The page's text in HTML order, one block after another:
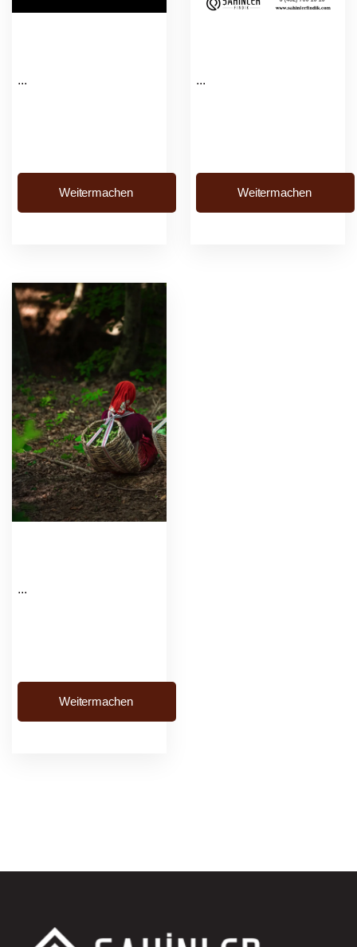
...
Weitermachen
...
Weitermachen
...
Weitermachen